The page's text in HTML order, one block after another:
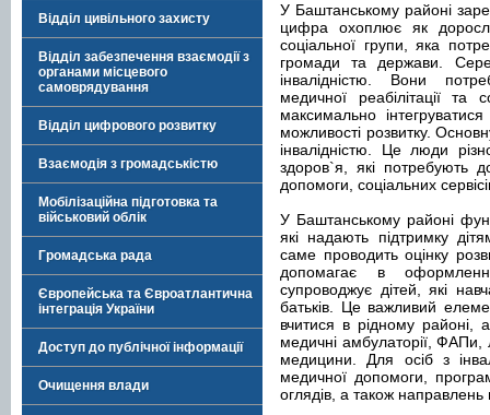
Відділ цивільного захисту
Відділ забезпечення взаємодії з
органами місцевого
самоврядування
Відділ цифрового розвитку
Взаємодія з громадськістю
Мобілізаційна підготовка та
військовий облік
Громадська рада
Європейська та Євроатлантична
інтеграція України
Доступ до публічної інформації
Очищення влади
У Баштанському районі
цифра охоплює як
соціальної групи, яка
громади та держави.
інвалідністю. Вони
медичної реабілітації
максимально
можливості розвитку.
інвалідністю. Це люди
здоров`я, які потребують
допомоги, соціальних
У Баштанському районі
які надають підтримку
саме проводить оцінку
допомагає в
супроводжує дітей, які
батьків. Це важливий
вчитися в рідному районі,
медичні амбулаторії, ФАПи,
медицини. Для осіб з
медичної допомоги,
оглядів, а також направлень